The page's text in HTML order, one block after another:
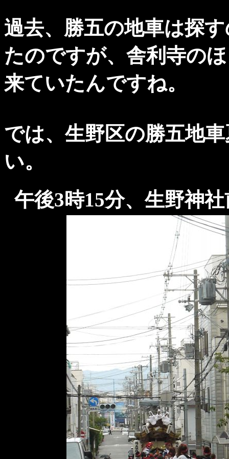
過去、勝五の地車は探
たのですが、舎利寺の
来ていたんですね。
では、生野区の勝五地
い。
午後3時15分、生野神